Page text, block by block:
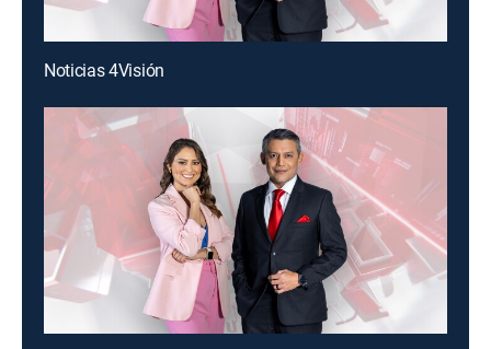
Noticias 4Visión